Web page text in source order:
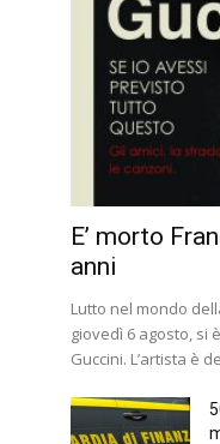
E’ morto
anni
Lutto nel mondo
giovedì 6 agosto, si
Guccini. L’artista è